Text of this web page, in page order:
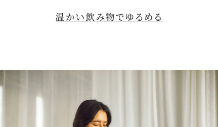
温かい飲み物でゆるめる